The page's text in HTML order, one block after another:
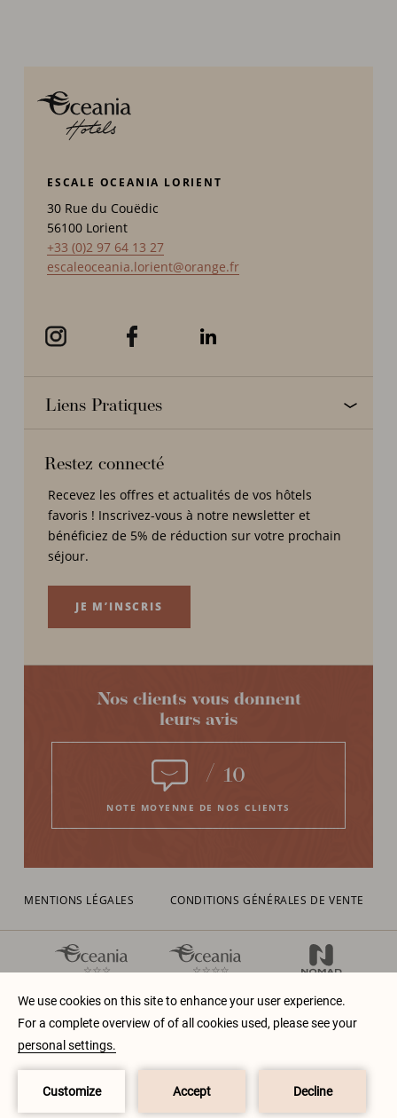
RÉSERVER
ESCALE OCEANIA LORIENT
30 Rue du Couëdic
56100 Lorient
+33 (0)2 97 64 13 27
escaleoceania.lorient@orange.fr
Liens Pratiques
Restez connecté
Recevez les offres et actualités de vos hôtels
favoris ! Inscrivez-vous à notre newsletter et
bénéficiez de 5% de réduction sur votre prochain
séjour.
JE M’INSCRIS
Nos clients vous donnent
leurs avis
/ 10
NOTE MOYENNE DE NOS CLIENTS
MENTIONS LÉGALES CONDITIONS GÉNÉRALES DE VENTE
COPYRIGHT © OCEANIA HOTELS
ALL RIGHTS
RESERVED